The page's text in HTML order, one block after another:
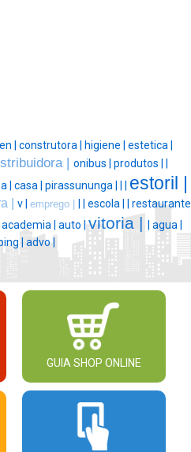
| construtora | higiene | estetica |
| onibus | produtos | |
a | casa | pirassununga | | | estoril |
| v | emprego | | | escola | | restaurante
academia | auto |vitoria | | agua |
| advo |
GUIA SHOP ONLINE